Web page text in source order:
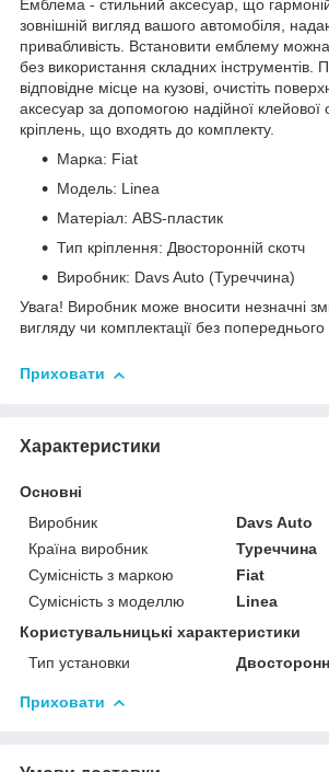
Емблема - стильний аксесуар, що
зовнішній вигляд вашого автомобіля,
привабливість. Встановити емблему
без використання складних інструментів.
відповідне місце на кузові, очистіть
аксесуар за допомогою надійної клейової
кріплень, що входять до комплекту.
Марка: Fiat
Модель: Linea
Матеріал: ABS-пластик
Тип кріплення: Двосторонній скотч
Виробник: Davs Auto (Туреччина)
Увага! Виробник може вносити незначні
вигляду чи комплектації без
Приховати
Характеристики
Основні
Виробник
Davs Auto
Країна виробник
Туреччина
Сумісність з маркою
Fiat
Сумісність з моделлю
Linea
Користувальницькі характеристики
Тип установки
Приховати